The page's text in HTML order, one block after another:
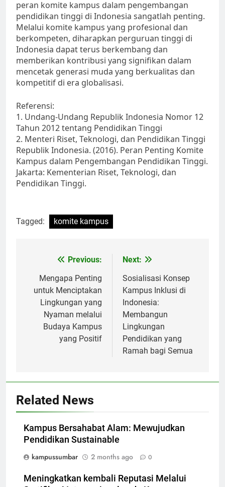
peran komite kampus dalam pengembangan
pendidikan tinggi di Indonesia sangatlah penting.
Melalui komite kampus yang profesional dan
berkompeten, diharapkan perguruan tinggi di
Indonesia dapat terus berkembang dan
memberikan kontribusi yang signifikan dalam
mencetak generasi muda yang berkualitas dan
kompetitif di era globalisasi.
Referensi:
1. Undang-Undang Republik Indonesia Nomor 12
Tahun 2012 tentang Pendidikan Tinggi
2. Menteri Riset, Teknologi, dan Pendidikan Tinggi
Republik Indonesia. (2016). Peran Penting Komite
Kampus dalam Pengembangan Pendidikan Tinggi.
Jakarta: Kementerian Riset, Teknologi, dan
Pendidikan Tinggi.
Tagged: komite kampus
navigation
Previous:
Mengapa Penting
untuk Menciptakan
Lingkungan yang
Nyaman melalui
Budaya Kampus
yang Positif
Next:
Sosialisasi Konsep
Kampus Inklusi di
Indonesia:
Membangun
Lingkungan
Pendidikan yang
Ramah bagi Semua
Related News
Kampus Bersahabat Alam: Mewujudkan
Pendidikan Sustainable
kampussumbar
2 months ago 0
Meningkatkan kembali Reputasi Melalui